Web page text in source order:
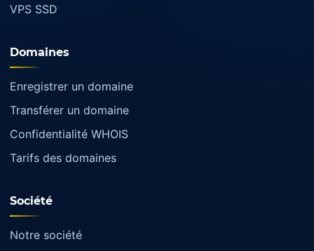
VPS SSD
Domaines
Enregistrer un domaine
Transférer un domaine
Confidentialité WHOIS
Tarifs des domaines
Société
Notre société